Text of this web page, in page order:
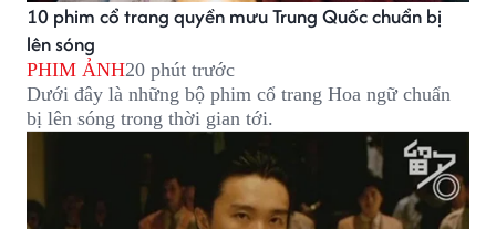
PHIM ẢNH20 phút trước
10 phim cổ trang quyền mưu Trung Quốc chuẩn bị
lên sóng
Dưới đây là những bộ phim cổ trang Hoa ngữ chuẩn
bị lên sóng trong thời gian tới.